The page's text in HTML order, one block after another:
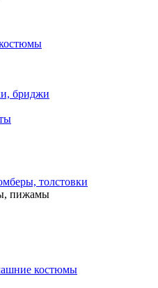
бриджи
толстовки
пижамы
костюмы